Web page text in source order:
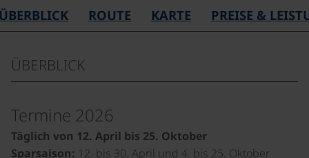
ROUTE KARTE PREISE &
ÜBERBLICK
Termine 2026
Täglich von 12. April bis 25. Oktober
Sparsaison: 12. bis 30. April und 4. bis 25. Oktober